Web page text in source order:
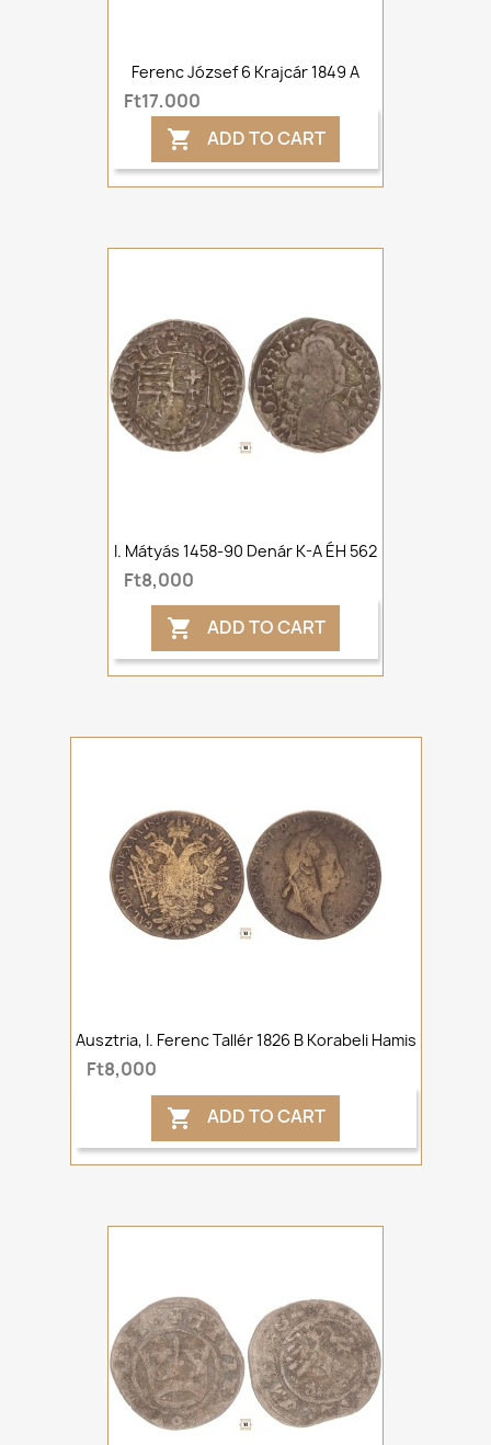
Ferenc József 6 Krajcár 1849 A
Ft17,000
 ADD TO CART
I. Mátyás 1458-90 Denár K-A ÉH 562
Ft8,000
 ADD TO CART
Ausztria, I. Ferenc Tallér 1826 B Korabeli Hamis
Ft8,000
 ADD TO CART